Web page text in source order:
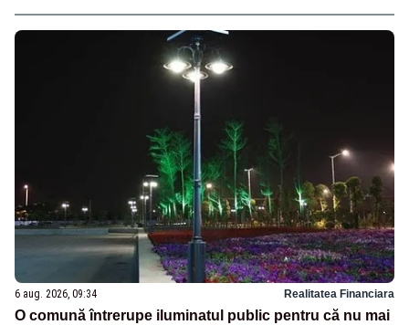
6 aug. 2026, 09:34 Realitatea Financiara
O comună întrerupe iluminatul public pentru că nu mai